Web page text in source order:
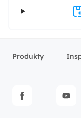
Produkty